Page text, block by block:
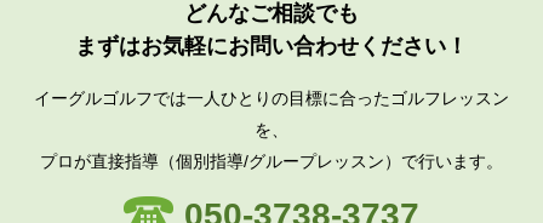
どんなご相談でも
まずはお気軽にお問い合わせください！
イーグルゴルフでは一人ひとりの目標に合ったゴルフレッスン
を、
プロが直接指導（個別指導/グループレッスン）で行います。
050-3738-3737